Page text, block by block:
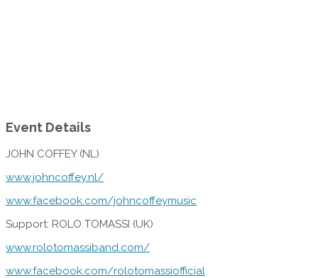
Event Details
JOHN COFFEY (NL)
www.johncoffey.nl/
www.facebook.com/johncoffeymusic
Support: ROLO TOMASSI (UK)
www.rolotomassiband.com/
www.facebook.com/rolotomassiofficial